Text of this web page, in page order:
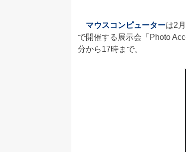
マウスコンピューターは2
で開催する展示会「Photo
分から17時まで。